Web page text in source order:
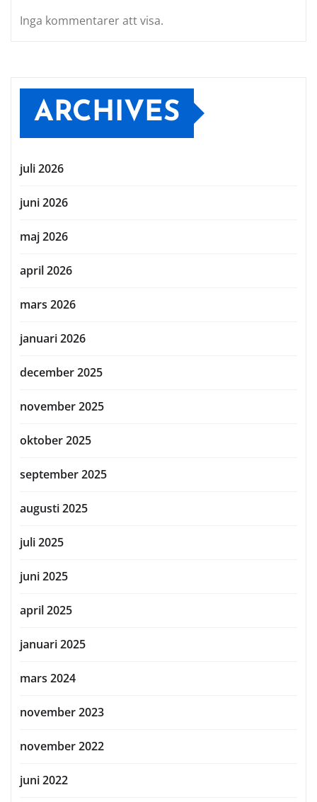
Inga kommentarer att visa.
ARCHIVES
juli 2026
juni 2026
maj 2026
april 2026
mars 2026
januari 2026
december 2025
november 2025
oktober 2025
september 2025
augusti 2025
juli 2025
juni 2025
april 2025
januari 2025
mars 2024
november 2023
november 2022
juni 2022